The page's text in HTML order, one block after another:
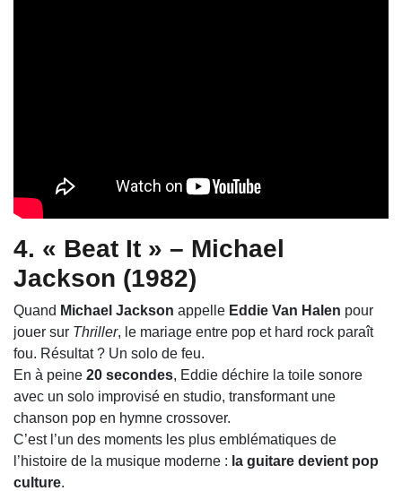
4. « Beat It » – Michael
Jackson (1982)
Quand Michael Jackson appelle Eddie Van Halen pour
jouer sur Thriller, le mariage entre pop et hard rock paraît
fou. Résultat ? Un solo de feu.
En à peine 20 secondes, Eddie déchire la toile sonore
avec un solo improvisé en studio, transformant une
chanson pop en hymne crossover.
C’est l’un des moments les plus emblématiques de
l’histoire de la musique moderne : la guitare devient pop
culture.